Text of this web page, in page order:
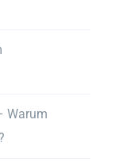
Warum